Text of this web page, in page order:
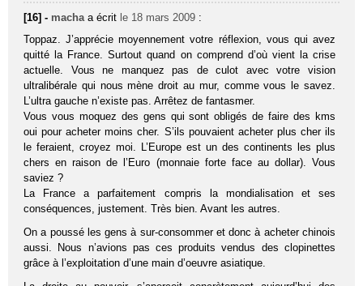
[16] - macha a écrit le 18 mars 2009 :
Toppaz. J’apprécie moyennement votre réflexion, vous qui avez
quitté la France. Surtout quand on comprend d’où vient la crise
actuelle. Vous ne manquez pas de culot avec votre vision
ultralibérale qui nous mène droit au mur, comme vous le savez.
L’ultra gauche n’existe pas. Arrêtez de fantasmer.
Vous vous moquez des gens qui sont obligés de faire des kms
oui pour acheter moins cher. S’ils pouvaient acheter plus cher ils
le feraient, croyez moi. L’Europe est un des continents les plus
chers en raison de l’Euro (monnaie forte face au dollar). Vous
saviez ?
La France a parfaitement compris la mondialisation et ses
conséquences, justement. Très bien. Avant les autres.
On a poussé les gens à sur-consommer et donc à acheter chinois
aussi. Nous n’avions pas ces produits vendus des clopinettes
grâce à l’exploitation d’une main d’oeuvre asiatique.